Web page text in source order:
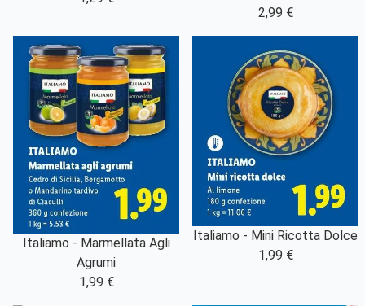
2,99 €
Italiamo - Marmellata Agli
Agrumi
1,99 €
Italiamo - Mini Ricotta Dolce
1,99 €